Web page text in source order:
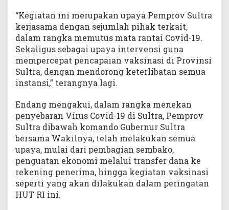
“Kegiatan ini merupakan upaya Pemprov Sultra
kerjasama dengan sejumlah pihak terkait,
dalam rangka memutus mata rantai Covid-19.
Sekaligus sebagai upaya intervensi guna
mempercepat pencapaian vaksinasi di Provinsi
Sultra, dengan mendorong keterlibatan semua
instansi,” terangnya lagi.
Endang mengakui, dalam rangka menekan
penyebaran Virus Covid-19 di Sultra, Pemprov
Sultra dibawah komando Gubernur Sultra
bersama Wakilnya, telah melakukan semua
upaya, mulai dari pembagian sembako,
penguatan ekonomi melalui transfer dana ke
rekening penerima, hingga kegiatan vaksinasi
seperti yang akan dilakukan dalam peringatan
HUT RI ini.